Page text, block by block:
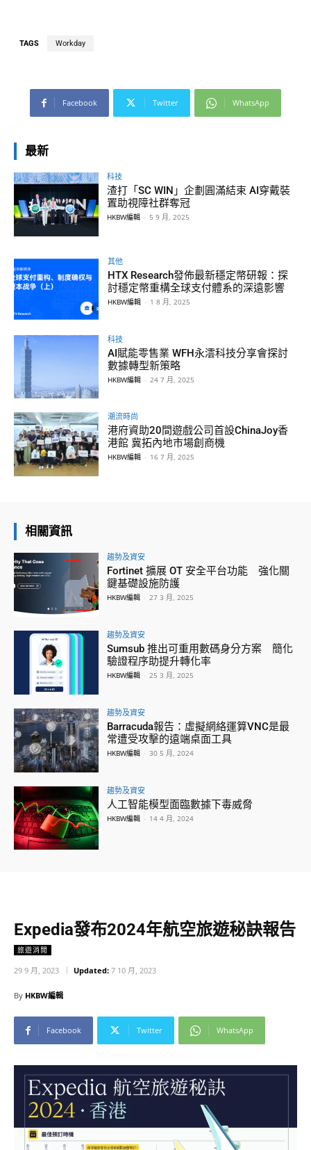
TAGS Workday
Facebook Twitter WhatsApp
最新
科技
渣打「SC WIN」企劃圓滿結束 AI穿戴裝
置助視障社群奪冠
HKBW編輯 - 5 9 月, 2025
其他
HTX Research發佈最新穩定幣研報：探
討穩定幣重構全球支付體系的深遠影響
HKBW編輯 - 1 8 月, 2025
科技
AI賦能零售業 WFH永澐科技分享會探討
數據轉型新策略
HKBW編輯 - 24 7 月, 2025
潮流時尚
港府資助20間遊戲公司首設ChinaJoy香
港館 冀拓內地市場創商機
HKBW編輯 - 16 7 月, 2025
相關資訊
趨勢及資安
Fortinet 擴展 OT 安全平台功能 強化關
鍵基礎設施防護
HKBW編輯 - 27 3 月, 2025
趨勢及資安
Sumsub 推出可重用數碼身分方案 簡化
驗證程序助提升轉化率
HKBW編輯 - 25 3 月, 2025
趨勢及資安
Barracuda報告：虛擬網絡運算VNC是最
常遭受攻擊的遠端桌面工具
HKBW編輯 - 30 5 月, 2024
趨勢及資安
人工智能模型面臨數據下毒威脅
HKBW編輯 - 14 4 月, 2024